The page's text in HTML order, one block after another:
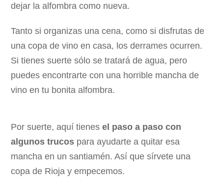
dejar la alfombra como nueva.
Tanto si organizas una cena, como si disfrutas de
una copa de vino en casa, los derrames ocurren.
Si tienes suerte sólo se tratará de agua, pero
puedes encontrarte con una horrible mancha de
vino en tu bonita alfombra.
Por suerte, aquí tienesel paso a paso con
algunos trucos para ayudarte a quitar esa
mancha en un santiamén. Así que sírvete una
copa de Rioja y empecemos.